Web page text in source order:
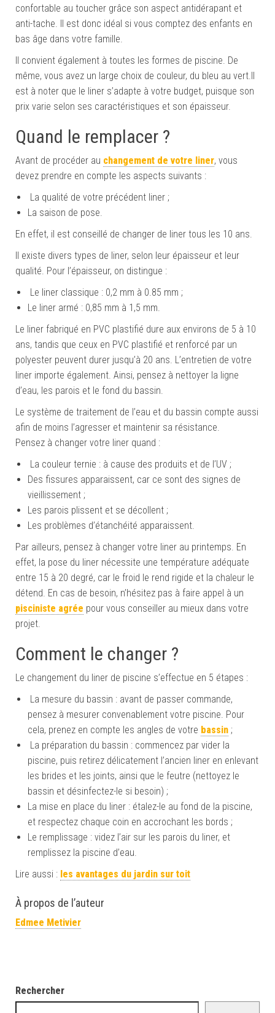
confortable au toucher grâce son aspect antidérapant et
anti-tache. Il est donc idéal si vous comptez des enfants en
bas âge dans votre famille.
Il convient également à toutes les formes de piscine. De
même, vous avez un large choix de couleur, du bleu au vert.Il
est à noter que le liner s’adapte à votre budget, puisque son
prix varie selon ses caractéristiques et son épaisseur.
Quand le remplacer ?
Avant de procéder au changement de votre liner, vous
devez prendre en compte les aspects suivants :
La qualité de votre précédent liner ;
La saison de pose.
En effet, il est conseillé de changer de liner tous les 10 ans.
Il existe divers types de liner, selon leur épaisseur et leur
qualité. Pour l’épaisseur, on distingue :
Le liner classique : 0,2 mm à 0.85 mm ;
Le liner armé : 0,85 mm à 1,5 mm.
Le liner fabriqué en PVC plastifié dure aux environs de 5 à 10
ans, tandis que ceux en PVC plastifié et renforcé par un
polyester peuvent durer jusqu’à 20 ans. L’entretien de votre
liner importe également. Ainsi, pensez à nettoyer la ligne
d’eau, les parois et le fond du bassin.
Le système de traitement de l’eau et du bassin compte aussi
afin de moins l’agresser et maintenir sa résistance.
Pensez à changer votre liner quand :
La couleur ternie : à cause des produits et de l’UV ;
Des fissures apparaissent, car ce sont des signes de
vieillissement ;
Les parois plissent et se décollent ;
Les problèmes d’étanchéité apparaissent.
Par ailleurs, pensez à changer votre liner au printemps. En
effet, la pose du liner nécessite une température adéquate
entre 15 à 20 degré, car le froid le rend rigide et la chaleur le
détend. En cas de besoin, n’hésitez pas à faire appel à un
pisciniste agrée pour vous conseiller au mieux dans votre
projet.
Comment le changer ?
Le changement du liner de piscine s’effectue en 5 étapes :
La mesure du bassin : avant de passer commande,
pensez à mesurer convenablement votre piscine. Pour
cela, prenez en compte les angles de votre bassin ;
La préparation du bassin : commencez par vider la
piscine, puis retirez délicatement l’ancien liner en enlevant
les brides et les joints, ainsi que le feutre (nettoyez le
bassin et désinfectez-le si besoin) ;
La mise en place du liner : étalez-le au fond de la piscine,
et respectez chaque coin en accrochant les bords ;
Le remplissage : videz l’air sur les parois du liner, et
remplissez la piscine d’eau.
Lire aussi : les avantages du jardin sur toit
À propos de l’auteur
Edmee Metivier
Rechercher